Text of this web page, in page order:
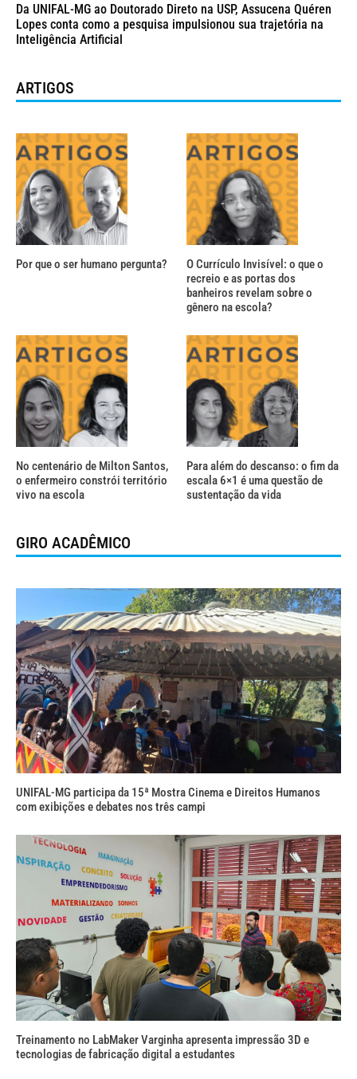
Da UNIFAL-MG ao Doutorado Direto na USP, Assucena Quéren
Lopes conta como a pesquisa impulsionou sua trajetória na
Inteligência Artificial
ARTIGOS
Por que o ser humano pergunta?
O Currículo Invisível: o que o
recreio e as portas dos
banheiros revelam sobre o
gênero na escola?
No centenário de Milton Santos,
o enfermeiro constrói território
vivo na escola
Para além do descanso: o fim da
escala 6×1 é uma questão de
sustentação da vida
GIRO ACADÊMICO
UNIFAL-MG participa da 15ª Mostra Cinema e Direitos Humanos
com exibições e debates nos três campi
Treinamento no LabMaker Varginha apresenta impressão 3D e
tecnologias de fabricação digital a estudantes